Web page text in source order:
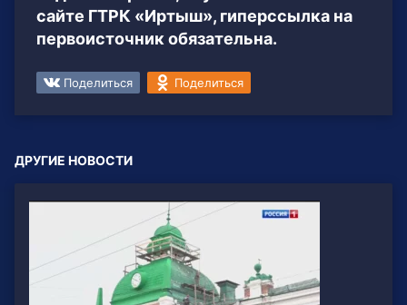
сайте ГТРК «Иртыш», гиперссылка на
первоисточник обязательна.
Поделиться Поделиться
ДРУГИЕ НОВОСТИ